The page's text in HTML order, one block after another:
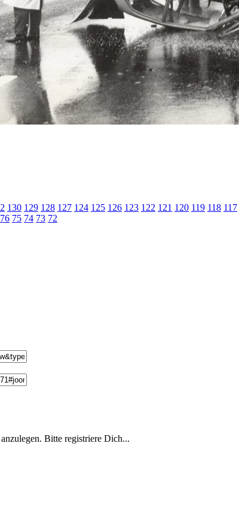
130 129 128 127 124 125 126 123 122 121 120 119 118 117
76 75 74 73 72
Bitte registriere Dich...